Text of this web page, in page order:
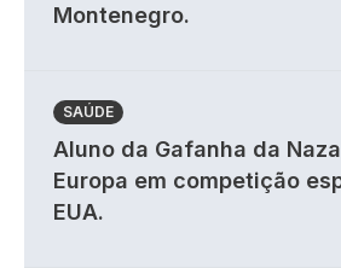
Montenegro.
SAÚDE
Aluno da Gafanha da
Europa em competição
EUA.